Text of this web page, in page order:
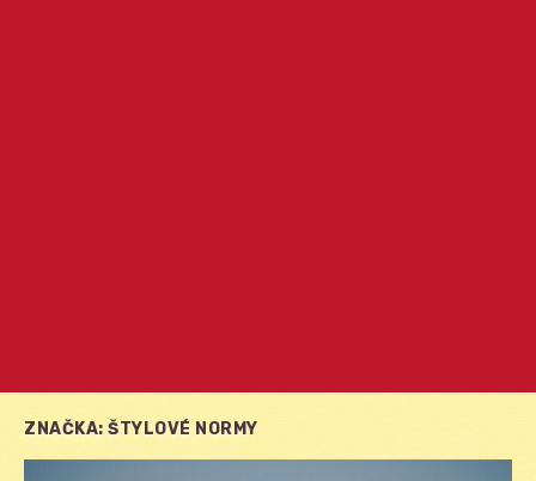
ZNAČKA: ŠTYLOVÉ NORMY